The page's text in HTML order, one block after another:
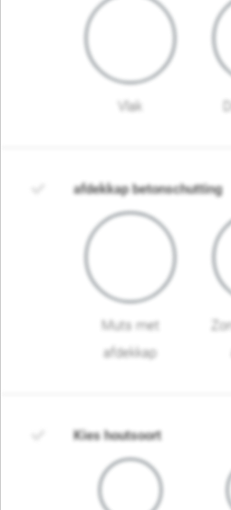
Vlak
afdekkap betonschutting
Muts met
afdekkap
Kies houtsoort